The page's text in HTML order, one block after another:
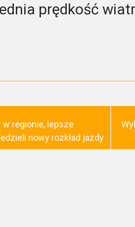
prędkość
regionie, lepsze
nowy rozkład jazdy